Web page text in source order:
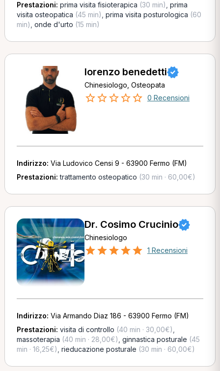
Prestazioni: prima visita fisioterapica (30 min) prima
visita osteopatica (45 min) prima visita posturologica (60
min) onde d'urto (15 min)
lorenzo benedetti
Chinesiologo, Osteopata
0 Recensioni
Indirizzo: Via Ludovico Censi 9 - 63900 Fermo (FM)
Prestazioni:trattamento osteopatico (30 min · 60,00€)
Dr. Cosimo Crucinio
Chinesiologo
1 Recensioni
Indirizzo: Via Armando Diaz 186 - 63900 Fermo (FM)
Prestazioni: visita di controllo (40 min · 30,00€)
massoterapia (40 min · 28,00€) ginnastica posturale (45
min · 16,25€) rieducazione posturale (30 min · 60,00€)